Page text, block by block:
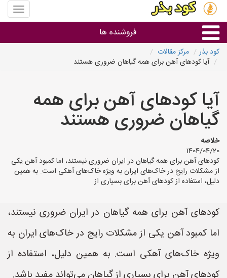
منوی
سایت
بذر
فروشنده ها
گروه ها
استان ها
کود بذر
مرکز مقالات
آیا کودهای آهن برای همه گیاهان ضروری هستند
آیا کودهای آهن برای همه
گیاهان ضروری هستند
خلاصه
1404/04/20
کودهای آهن برای همه گیاهان در ایران ضروری نیستند، اما کمبود آهن یکی
از مشکلات رایج در خاک‌های ایران به ویژه خاک‌های آهکی است. به همین
دلیل، استفاده از کودهای آهن برای بسیاری از
کودهای آهن برای همه گیاهان در ایران ضروری نیستند،
اما کمبود آهن یکی از مشکلات رایج در خاک‌های ایران به
ویژه خاک‌های آهکی است. به همین دلیل، استفاده از
کودهای آهن برای بسیاری از گیاهان می‌تواند مفید باشد.